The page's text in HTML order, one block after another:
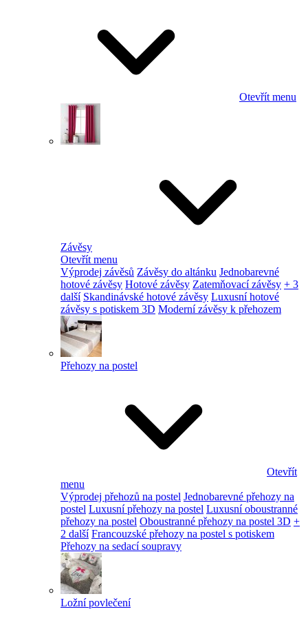
Otevřít menu
Závěsy
Otevřít menu
Výprodej závěsů Závěsy do altánku Jednobarevné
hotové závěsy Hotové závěsy Zatemňovací závěsy + 3
další Skandinávské hotové závěsy Luxusní hotové
závěsy s potiskem 3D Moderní závěsy k přehozem
Přehozy na postel
Otevřít
menu
Výprodej přehozů na postel Jednobarevné přehozy na
postel Luxusní přehozy na postel Luxusní oboustranné
přehozy na postel Oboustranné přehozy na postel 3D +
2 další Francouzské přehozy na postel s potiskem
Přehozy na sedací soupravy
Ložní povlečení